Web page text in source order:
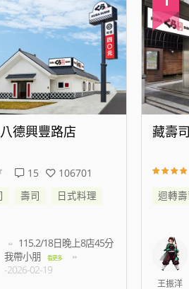
藏壽司 松江南京店
94
迴轉壽司
壽司
等了半小時以上都還沒
有預約未到候補的名額
多